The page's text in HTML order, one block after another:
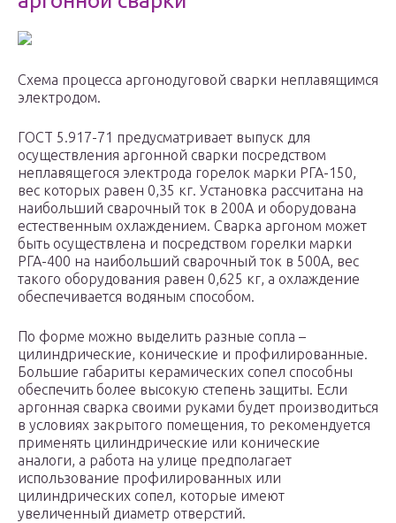
Схема процесса аргонодуговой сварки неплавящимся
электродом.
ГОСТ 5.917-71 предусматривает выпуск для
осуществления аргонной сварки посредством
неплавящегося электрода горелок марки РГА-150,
вес которых равен 0,35 кг. Установка рассчитана на
наибольший сварочный ток в 200А и оборудована
естественным охлаждением. Сварка аргоном может
быть осуществлена и посредством горелки марки
РГА-400 на наибольший сварочный ток в 500А, вес
такого оборудования равен 0,625 кг, а охлаждение
обеспечивается водяным способом.
По форме можно выделить разные сопла –
цилиндрические, конические и профилированные.
Большие габариты керамических сопел способны
обеспечить более высокую степень защиты. Если
аргонная сварка своими руками будет производиться
в условиях закрытого помещения, то рекомендуется
применять цилиндрические или конические
аналоги, а работа на улице предполагает
использование профилированных или
цилиндрических сопел, которые имеют
увеличенный диаметр отверстий.